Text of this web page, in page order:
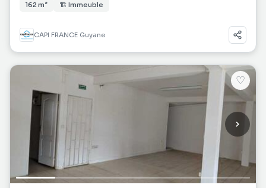
162 m² 🏗 Immeuble
CAPI FRANCE Guyane
♡